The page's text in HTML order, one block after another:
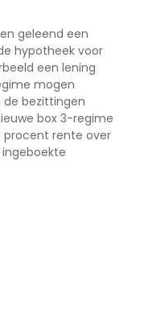
geleend een
hypotheek voor
een lening
mogen
de bezittingen
box 3-regime
procent rente over